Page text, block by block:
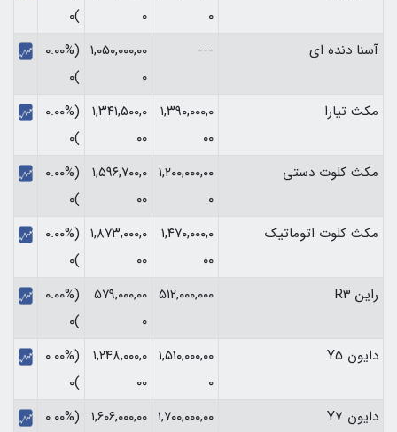
۰
۰
)۰
آسنا دنده ای
---
۱,۰۵۰,۰۰۰,۰۰
۰
(۰.۰۰%
)۰
مکث تیارا
۱,۳۹۰,۰۰۰,۰
۰۰
۱,۳۴۱,۵۰۰,۰
۰۰
(۰.۰۰%
)۰
مکث کلوت دستی
۱,۲۰۰,۰۰۰,۰۰
۰
۱,۵۹۶,۷۰۰,۰
۰۰
(۰.۰۰%
)۰
مکث کلوت اتوماتیک
۱,۴۷۰,۰۰۰,۰
۰۰
۱,۸۷۳,۰۰۰,۰
۰۰
(۰.۰۰%
)۰
راین R3
۵۱۲,۰۰۰,۰۰۰ ۵۷۹,۰۰۰,۰۰
۰
(۰.۰۰%
)۰
دایون Y5
۱,۵۱۰,۰۰۰,۰۰
۰
۱,۲۴۸,۰۰۰,۰
۰۰
(۰.۰۰%
)۰
دایون Y7
۱,۷۰۰,۰۰۰,۰۰ ۱,۶۰۶,۰۰۰,۰۰
(۰.۰۰%